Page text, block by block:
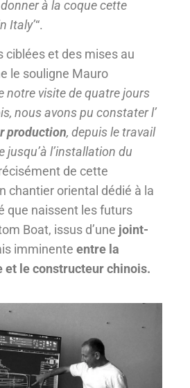
à la coque cette
Italy’“.
ciblées et des mises au
le souligne Mauro
notre visite de quatre jours
nous avons pu constater l’
production, depuis le travail
jusqu’à l’installation du
de cette
chantier oriental dédié à la
que naissent les futurs
Boat, issus d’une joint-
imminente entre la
et le constructeur chinois.